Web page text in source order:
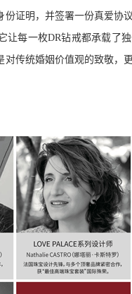
证明，并签署一份真爱协
让每一枚DR钻戒都承载了
传统婚姻价值观的致敬，